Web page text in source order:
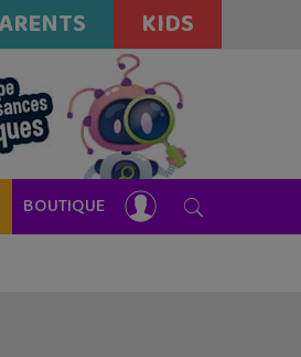
KIDS
BOUTIQUE